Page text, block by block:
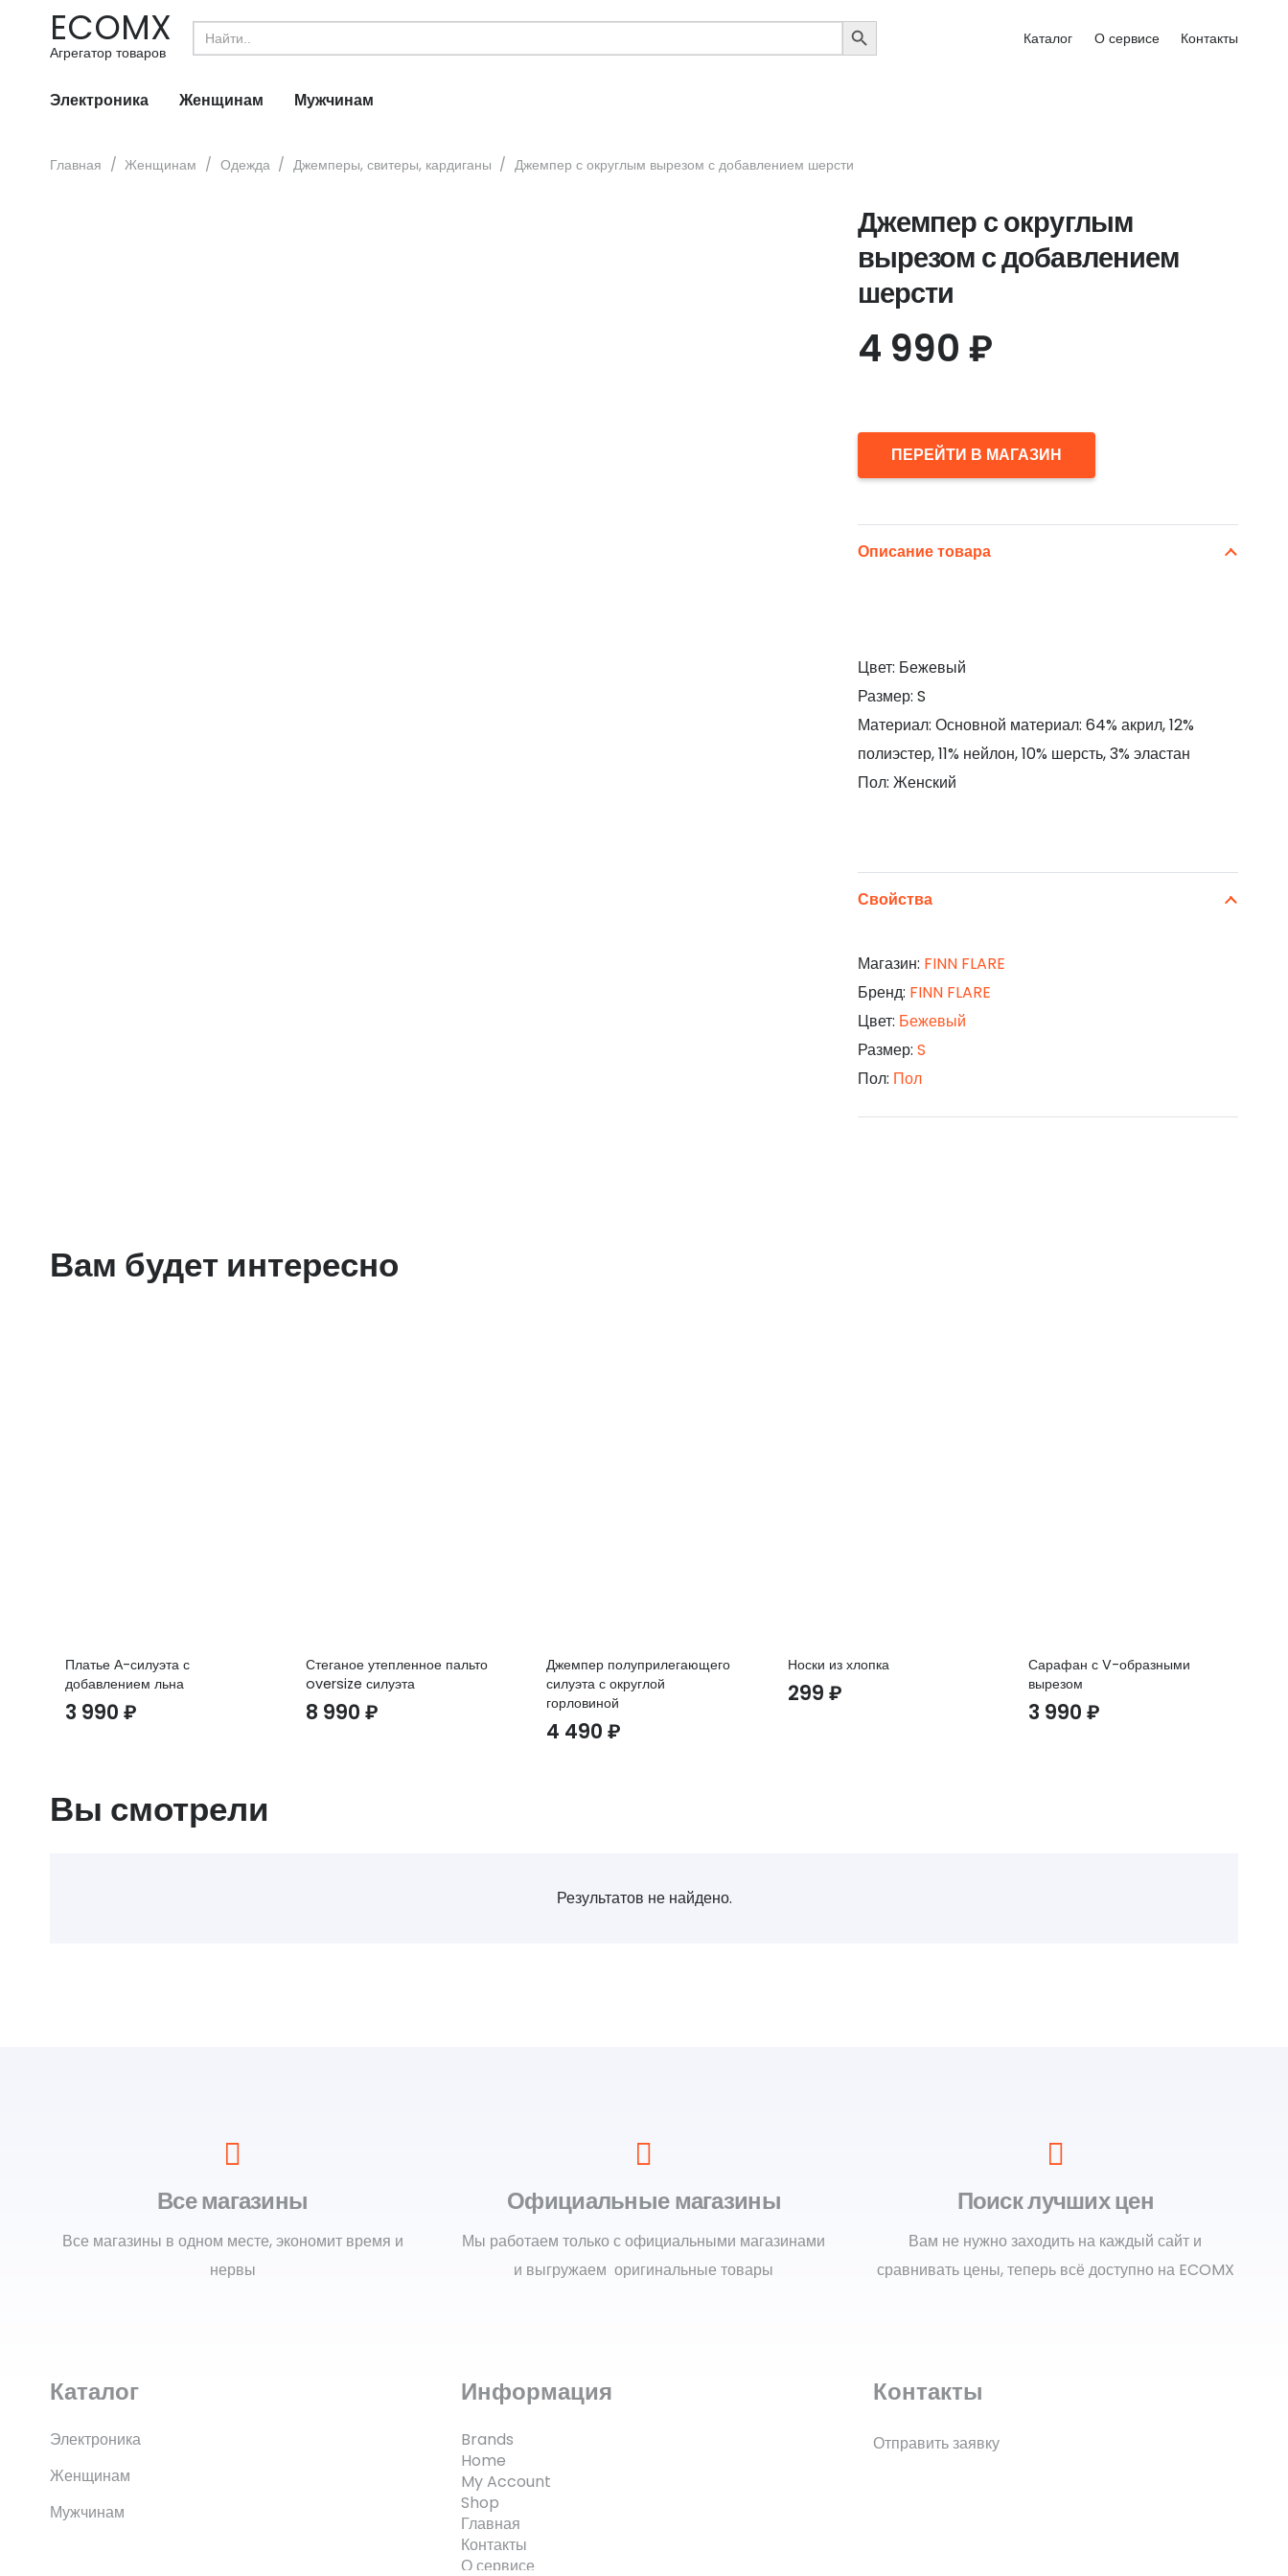
ECOMX
Агрегатор товаров
Search
for:
SEARCH
BUTTON
Каталог О сервисе Контакты
Электроника Женщинам Мужчинам
Главная / Женщинам / Одежда / Джемперы, свитеры, кардиганы / Джемпер с округлым вырезом с добавлением шерсти
Джемпер с округлым
вырезом с добавлением
шерсти
4 990 ₽
ПЕРЕЙТИ В МАГАЗИН
Описание товара
Цвет: Бежевый
Размер: S
Материал: Основной материал: 64% акрил, 12%
полиэстер, 11% нейлон, 10% шерсть, 3% эластан
Пол: Женский
Свойства
Магазин: FINN FLARE
Бренд: FINN FLARE
Цвет: Бежевый
Размер: S
Пол: Пол
Вам будет интересно
Платье А-силуэта с
добавлением льна
3 990 ₽
Стеганое утепленное пальто
oversize силуэта
8 990₽
Джемпер полуприлегающего
силуэта с округлой
горловиной
4 490₽
Носки из хлопка
299 ₽
Сарафан с V-образными
вырезом
3 990 ₽
Вы смотрели
Результатов не найдено.
Все магазины
Все магазины в одном месте, экономит время и
нервы
Официальные магазины
Мы работаем только с официальными магазинами
и выгружаем оригинальные товары
Поиск лучших цен
Вам не нужно заходить на каждый сайт и
сравнивать цены, теперь всё доступно на ECOMX
Каталог
Электроника
Женщинам
Мужчинам
Информация
Brands
Home
My Account
Shop
Главная
Контакты
О сервисе
Контакты
Отправить заявку